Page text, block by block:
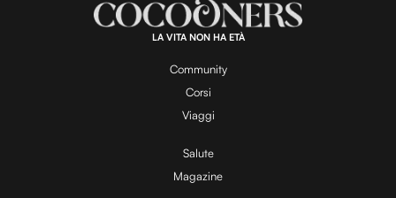
LA VITA NON HA ETÀ
Community
Corsi
Viaggi
Salute
Magazine